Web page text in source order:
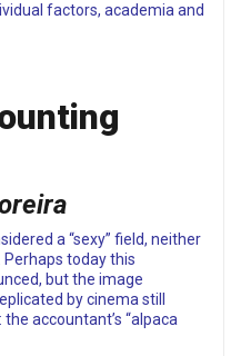
factors, academia and
a “sexy” field, neither
today this
but the image
by cinema still
accountant’s “alpaca